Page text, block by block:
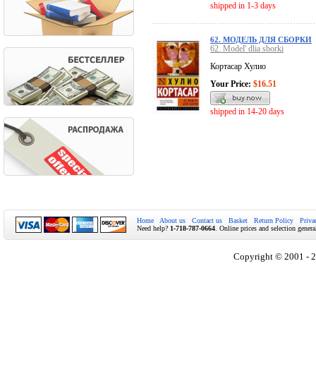
shipped in 1-3 days
62. МОДЕЛЬ ДЛЯ СБОРКИ
62. Model' dlia sborki
Кортасар Хулио
Your Price: $16.51
shipped in 14-20 days
Home About us Contact us Basket Return Policy
Need help? 1-718-787-0664 . Online prices and selection
Copyright © 2001 -